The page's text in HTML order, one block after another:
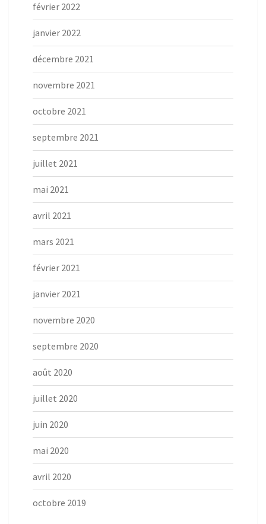
février 2022
janvier 2022
décembre 2021
novembre 2021
octobre 2021
septembre 2021
juillet 2021
mai 2021
avril 2021
mars 2021
février 2021
janvier 2021
novembre 2020
septembre 2020
août 2020
juillet 2020
juin 2020
mai 2020
avril 2020
octobre 2019